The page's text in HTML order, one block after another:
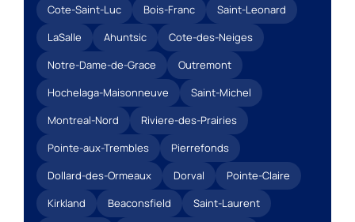
Cote-Saint-Luc
Bois-Franc
Saint-Leonard
LaSalle
Ahuntsic
Cote-des-Neiges
Notre-Dame-de-Grace
Outremont
Hochelaga-Maisonneuve
Saint-Michel
Montreal-Nord
Riviere-des-Prairies
Pointe-aux-Trembles
Pierrefonds
Dollard-des-Ormeaux
Dorval
Pointe-Claire
Kirkland
Beaconsfield
Saint-Laurent